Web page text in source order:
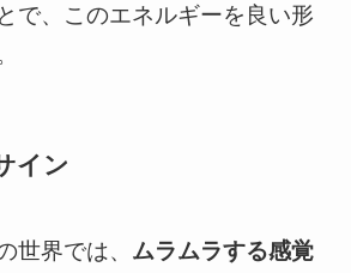
で、このエネルギーを良い形
イン
世界では、 ムラムラする感覚